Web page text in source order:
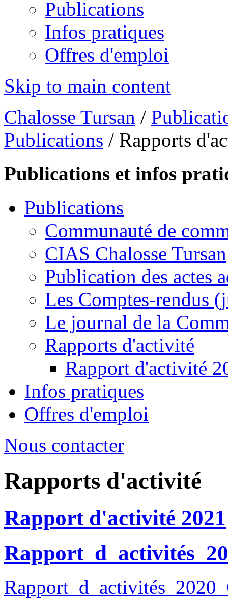
Publications
Infos pratiques
Offres d'emploi
Skip to main content
Chalosse Tursan /
Publications / Rapports
Publications et infos
Publications
Communauté de
CIAS Chalosse Tursan
Publication des actes
Les Comptes-rendus
Le journal de la
Rapports d'activité
Rapport d'activité
Infos pratiques
Offres d'emploi
Nous contacter
Rapports d'activité
Rapport d'activité 2021